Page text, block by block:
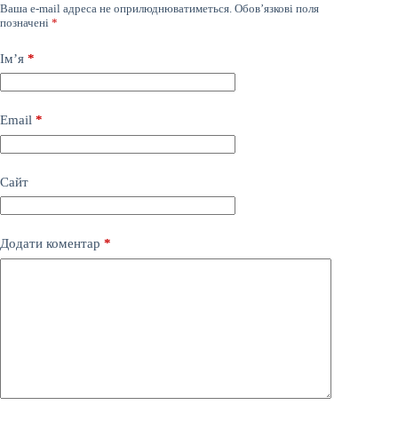
Ваша e-mail адреса не оприлюднюватиметься. Обов’язкові поля
позначені *
Ім’я *
Email *
Сайт
Додати коментар *